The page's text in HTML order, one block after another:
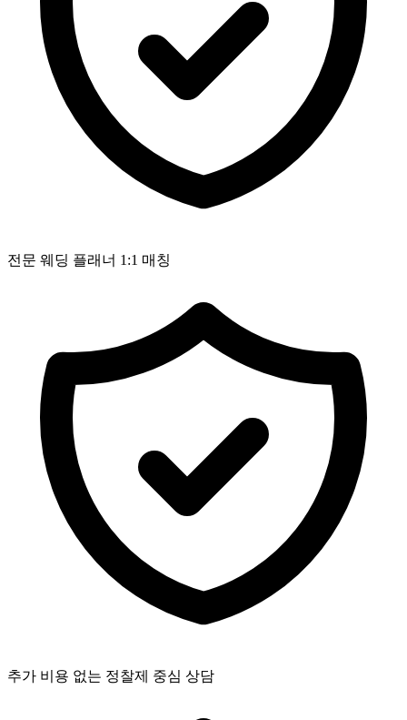
전문 웨딩 플래너 1:1 매칭
추가 비용 없는 정찰제 중심 상담